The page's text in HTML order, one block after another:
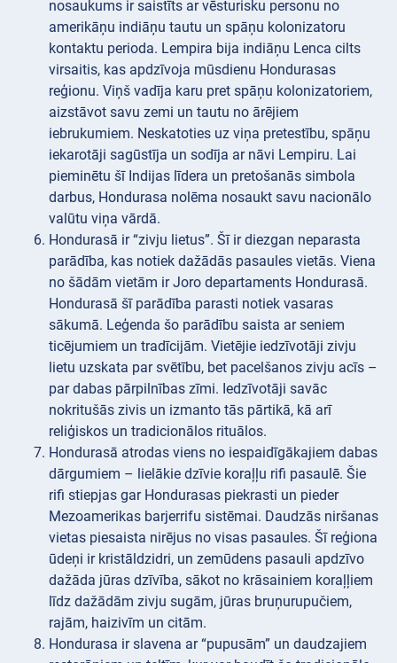
nosaukums ir saistīts ar vēsturisku personu no
amerikāņu indiāņu tautu un spāņu kolonizatoru
kontaktu perioda. Lempira bija indiāņu Lenca cilts
virsaitis, kas apdzīvoja mūsdienu Hondurasas
reģionu. Viņš vadīja karu pret spāņu kolonizatoriem,
aizstāvot savu zemi un tautu no ārējiem
iebrukumiem. Neskatoties uz viņa pretestību, spāņu
iekarotāji sagūstīja un sodīja ar nāvi Lempiru. Lai
pieminētu šī Indijas līdera un pretošanās simbola
darbus, Hondurasa nolēma nosaukt savu nacionālo
valūtu viņa vārdā.
Hondurasā ir “zivju lietus”. Šī ir diezgan neparasta
parādība, kas notiek dažādās pasaules vietās. Viena
no šādām vietām ir Joro departaments Hondurasā.
Hondurasā šī parādība parasti notiek vasaras
sākumā. Leģenda šo parādību saista ar seniem
ticējumiem un tradīcijām. Vietējie iedzīvotāji zivju
lietu uzskata par svētību, bet pacelšanos zivju acīs –
par dabas pārpilnības zīmi. Iedzīvotāji savāc
nokritušās zivis un izmanto tās pārtikā, kā arī
reliģiskos un tradicionālos rituālos.
Hondurasā atrodas viens no iespaidīgākajiem dabas
dārgumiem – lielākie dzīvie koraļļu rifi pasaulē. Šie
rifi stiepjas gar Hondurasas piekrasti un pieder
Mezoamerikas barjerrifu sistēmai. Daudzās niršanas
vietas piesaista nirējus no visas pasaules. Šī reģiona
ūdeņi ir kristāldzidri, un zemūdens pasauli apdzīvo
dažāda jūras dzīvība, sākot no krāsainiem koraļļiem
līdz dažādām zivju sugām, jūras bruņurupučiem,
rajām, haizivīm un citām.
Hondurasa ir slavena ar “pupusām” un daudzajiem